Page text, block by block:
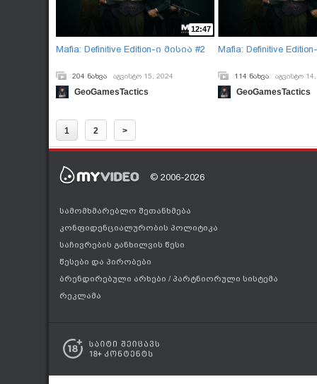
12:47
Mafia: Definitive Edition-ი მისია #2
204 ნახვა აგვისტო 15, 2024
GeoGamesTactics
Mafia: Definitive
114 ნახვა აგვისტო
GeoGamesTactics
1 2 >
© 2006-2026
სამომხმარებლო შეთანხმება
კონფიდენციალურობის პოლიტიკა
საჩივრების განხილვის წესი
წესები და პირობები
ბრენდირებული არხები / პარტნიორული სისტემა
რეკლამა